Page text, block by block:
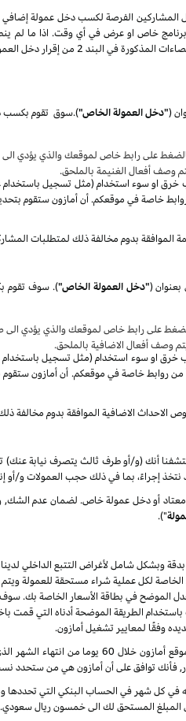
المشاركين الفرصة لكسب دخل عمولة
برنامج خاص او عرض في أي وقت. اذا ما
المنتجات) كلها عرضة الى الاقصاءات
("دخل العمولة الخاص")
.سوق
على رابط خاص لموقعك والذي يؤدي الى
وصف أفعال الغنيمة بالملحق.
او سوء استخدام (مثل تسجيل باستخدام
خاصة في موقعكم. أن أمازون ستقوم
بدوم مخالفة ذلك لمتطلبات
بعنوان("دخل العمولة الخاص")
.سوف
على رابط خاص لموقعك والذي يؤدي الى
وصف أفعال الاضافية بالملحق.
او سوء استخدام (مثل تسجيل باستخدام
روابط خاصة في موقعكم. أن أمازون
الاضافية الموافقة بدوم مخالفة
أنك (و/أو طرف ثالث يتصرف نيابة
نتخذ إجراءً، بما في ذلك حجب العمولات و/أو
أو دخل عمولة خاص. لضمان عدم الشك,
").
وبشكل شامل لأغراض التتبع الداخلي
لكل عملية شراء مستحقة للعمولة ويتم
الموضح في بطاقة الأسعار الخاصة بك.
فيه، وذلك باستخدام الطريقة الموضحة
وفقًا لمعايير تشغيل أمازون.
سنقوم بدفع دخل العمولة المعتاد ودخل العمولة
فأنك توافق على أن أمازون هي من ستحدد
في كل شهر في الحساب البنكي التي
المبلغ المستحق لك الى خمسون ريال